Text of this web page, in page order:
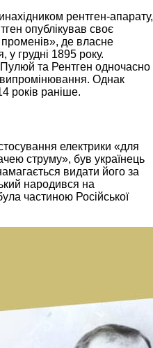
рентген-апарату,
опублікував своє
де власне
грудні 1895 року.
та Рентген одночасно
Однак
років раніше.
електрики «для
струму», був українець
видати його за
народився на
частиною Російської